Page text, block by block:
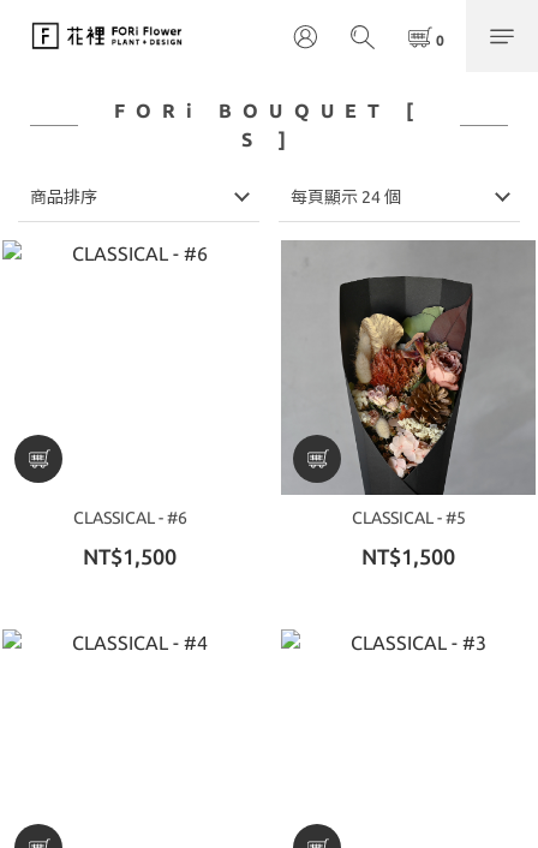
FORi BOUQUET [
S ]
商品排序 每頁顯示 24 個
CLASSICAL - #6
NT$1,500
CLASSICAL - #5
NT$1,500